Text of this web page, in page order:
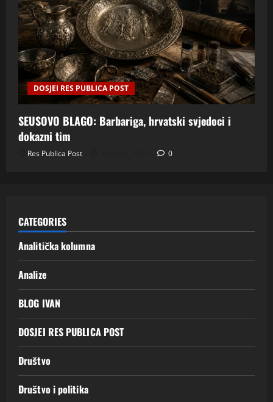
DOSJEI RES PUBLICA POST
SEUSOVO BLAGO: Barbariga, hrvatski svjedoci i
dokazni tim
Res Publica Post 0
CATEGORIES
Analitička kolumna
Analize
BLOG IVAN
DOSJEI RES PUBLICA POST
Društvo
Društvo i politika